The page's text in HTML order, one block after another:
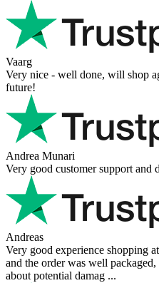
Vaarg
Very nice - well done, will shop
future!
Andrea Munari
Very good customer support and
Andreas
Very good experience shopping
and the order was well
about potential damag ...